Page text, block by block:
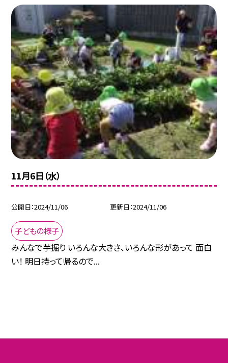
11月6日（水）
公開日 2024/11/06 更新日 2024/11/06
子どもの様子
みんなで芋掘り いろんな大きさ、いろんな形があって 面白
い！ 明日持って帰るので...